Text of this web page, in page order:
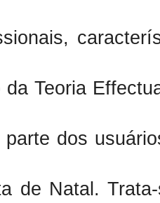
Teoria
dos
de Natal.